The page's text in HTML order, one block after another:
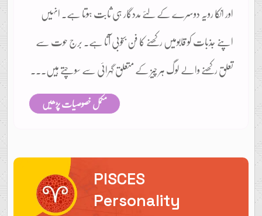
اور انکا رویہ دوسرے کے لئے مددگار ہی ثابت ہوتا ہے۔ انہیں
اپنے جذبات کو قابومیں رکھنے کا فن بخوبی آتا ہے۔ برج حوت سے
تعلق رکھنے والے لوگ ہر چیز کے متعلق گہرائی سے سوچتے ہیں...
مکمل خصوصیات پڑھیں
PISCES
Personality